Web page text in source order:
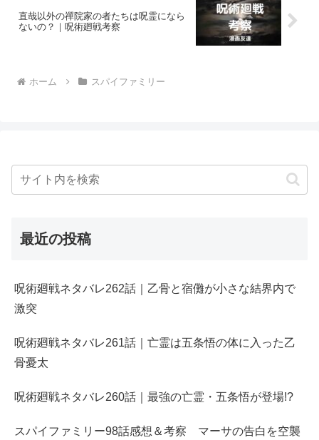
直哉以外の禪院家の者たちは呪霊になら
ないの？｜呪術廻戦考察
ホーム スパイファミリー
最近の投稿
呪術廻戦ネタバレ262話｜乙骨と宿儺が小さな結界内で
激突
呪術廻戦ネタバレ261話｜亡霊は五条悟の体に入った乙
骨憂太
呪術廻戦ネタバレ260話｜最強の亡霊・五条悟が登場!?
スパイファミリー98話感想＆考察 マーサの告白を空襲